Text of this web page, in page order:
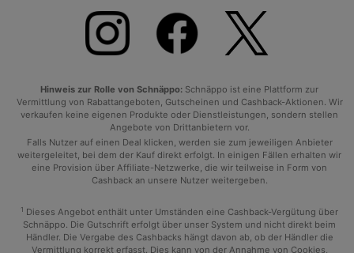
Hinweis zur Rolle von Schnäppo: Schnäppo ist eine Plattform zur
Vermittlung von Rabattangeboten, Gutscheinen und Cashback-Aktionen. Wir
verkaufen keine eigenen Produkte oder Dienstleistungen, sondern stellen
Angebote von Drittanbietern vor.
Falls Nutzer auf einen Deal klicken, werden sie zum jeweiligen Anbieter
weitergeleitet, bei dem der Kauf direkt erfolgt. In einigen Fällen erhalten wir
eine Provision über Affiliate-Netzwerke, die wir teilweise in Form von
Cashback an unsere Nutzer weitergeben.
1 Dieses Angebot enthält unter Umständen eine Cashback-Vergütung über
Schnäppo. Die Gutschrift erfolgt über unser System und nicht direkt beim
Händler. Die Vergabe des Cashbacks hängt davon ab, ob der Händler die
Vermittlung korrekt erfasst. Dies kann von der Annahme von Cookies,